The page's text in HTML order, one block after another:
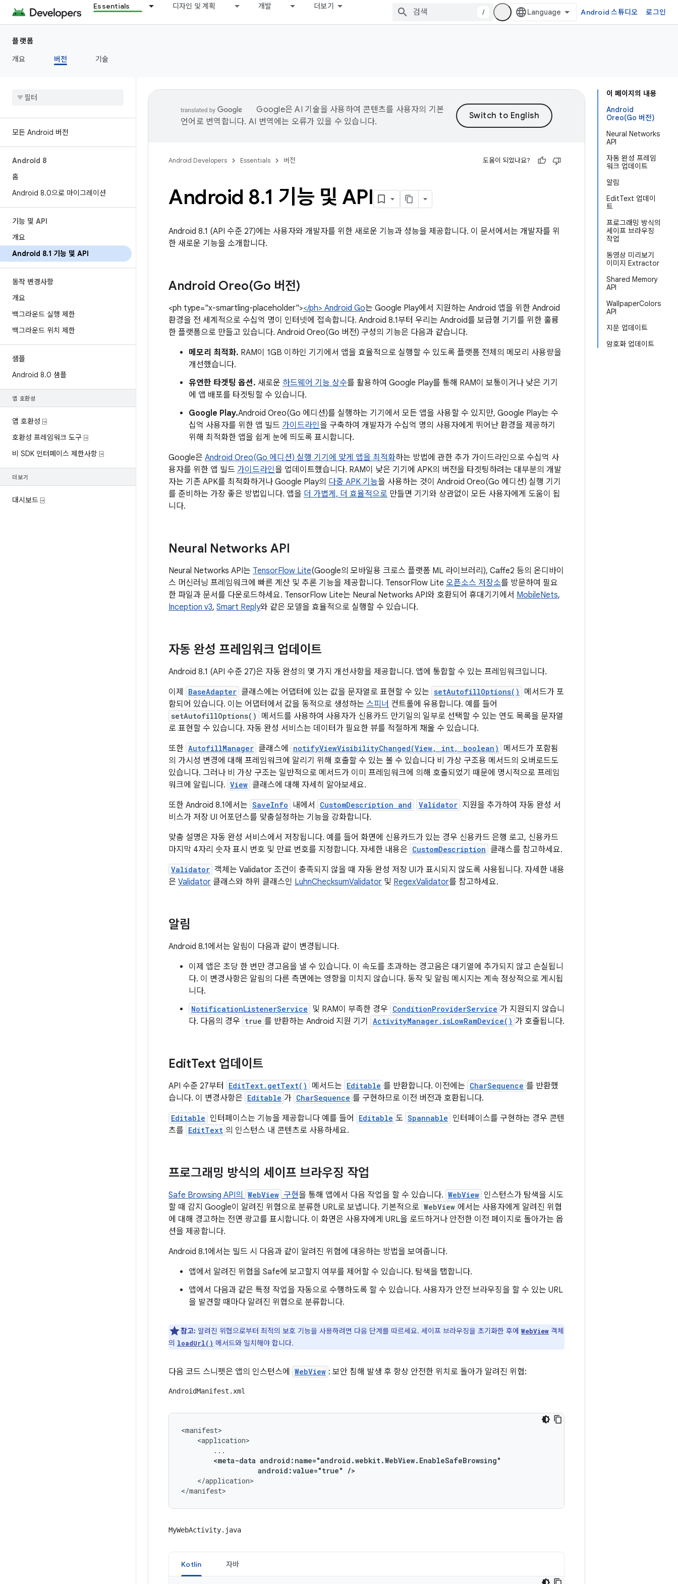
Essentials 디자인 및 계획 개발 더보기
/ Android 스튜디오 로그인
플랫폼
개요
버전 기술
모든 Android 버전
Android 8
홈
Android 8.0으로 마이그레이션
기능 및 API
개요
Android 8.1 기능 및 API
동작 변경사항
개요
백그라운드 실행 제한
백그라운드 위치 제한
샘플
Android 8.0 샘플
앱 호환성
앱 호환성 ⍈
호환성 프레임워크 도구 ⍈
비 SDK 인터페이스 제한사항 ⍈
더보기
대시보드 ⍈
이 페이지의 내용
Android
Oreo(Go 버전)
Neural Networks
API
자동 완성 프레임
워크 업데이트
알림
EditText 업데이
트
프로그래밍 방식의
세이프 브라우징
작업
동영상 미리보기
이미지 Extractor
Shared Memory
API
WallpaperColors
API
지문 업데이트
암호화 업데이트
Google은 AI 기술을 사용하여 콘텐츠를 사용자의 기본
언어로 번역합니다. AI 번역에는 오류가 있을 수 있습니다.
Android Developers Essentials 버전 도움이 되었나요?
Android 8.1 기능 및 API
Android 8.1 (API 수준 27)에는 사용자와 개발자를 위한 새로운 기능과 성능을 제공합니다. 이 문서에서는 개발자를 위
한 새로운 기능을 소개합니다.
Android Oreo(Go 버전)
<ph type="x-smartling-placeholder"></ph> Android Go는 Google Play에서 지원하는 Android 앱을 위한 Android
환경을 전 세계적으로 수십억 명이 인터넷에 접속합니다. Android 8.1부터 우리는 Android를 보급형 기기를 위한 훌륭
한 플랫폼으로 만들고 있습니다. Android Oreo(Go 버전) 구성의 기능은 다음과 같습니다.
메모리 최적화. RAM이 1GB 이하인 기기에서 앱을 효율적으로 실행할 수 있도록 플랫폼 전체의 메모리 사용량을
개선했습니다.
유연한 타겟팅 옵션. 새로운 하드웨어 기능 상수를 활용하여 Google Play를 통해 RAM이 보통이거나 낮은 기기
에 앱 배포를 타겟팅할 수 있습니다.
Google Play.Android Oreo(Go 에디션)를 실행하는 기기에서 모든 앱을 사용할 수 있지만, Google Play는 수
십억 사용자를 위한 앱 빌드 가이드라인을 구축하여 개발자가 수십억 명의 사용자에게 뛰어난 환경을 제공하기
위해 최적화한 앱을 쉽게 눈에 띄도록 표시합니다.
Google은 Android Oreo(Go 에디션) 실행 기기에 맞게 앱을 최적화하는 방법에 관한 추가 가이드라인으로 수십억 사
용자를 위한 앱 빌드 가이드라인을 업데이트했습니다. RAM이 낮은 기기에 APK의 버전을 타겟팅하려는 대부분의 개발
자는 기존 APK를 최적화하거나 Google Play의 다중 APK 기능을 사용하는 것이 Android Oreo(Go 에디션) 실행 기기
를 준비하는 가장 좋은 방법입니다. 앱을 더 가볍게, 더 효율적으로 만들면 기기와 상관없이 모든 사용자에게 도움이 됩
니다.
Neural Networks API
Neural Networks API는 TensorFlow Lite(Google의 모바일용 크로스 플랫폼 ML 라이브러리), Caffe2 등의 온디바이
스 머신러닝 프레임워크에 빠른 계산 및 추론 기능을 제공합니다. TensorFlow Lite 오픈소스 저장소를 방문하여 필요
한 파일과 문서를 다운로드하세요. TensorFlow Lite는 Neural Networks API와 호환되어 휴대기기에서 MobileNets,
Inception v3, Smart Reply와 같은 모델을 효율적으로 실행할 수 있습니다.
자동 완성 프레임워크 업데이트
Android 8.1 (API 수준 27)은 자동 완성의 몇 가지 개선사항을 제공합니다. 앱에 통합할 수 있는 프레임워크입니다.
이제
BaseAdapter 클래스에는 어댑터에 있는 값을 문자열로 표현할 수 있는 setAutofillOptions()
메서드가 포
함되어 있습니다. 이는 어댑터에서 값을 동적으로 생성하는 스피너 컨트롤에 유용합니다. 예를 들어
setAutofillOptions()
메서드를 사용하여 사용자가 신용카드 만기일의 일부로 선택할 수 있는 연도 목록을 문자열
로 표현할 수 있습니다. 자동 완성 서비스는 데이터가 필요한 뷰를 적절하게 채울 수 있습니다.
또한 AutofillManager 클래스에 notifyViewVisibilityChanged(View, int, boolean)
메서드가 포함됨
의 가시성 변경에 대해 프레임워크에 알리기 위해 호출할 수 있는 볼 수 있습니다 비 가상 구조용 메서드의 오버로드도
있습니다. 그러나 비 가상 구조는 일반적으로 메서드가 이미 프레임워크에 의해 호출되었기 때문에 명시적으로 프레임
워크에 알립니다. View 클래스에 대해 자세히 알아보세요.
또한 Android 8.1에서는 SaveInfo 내에서 CustomDescription and Validator 지원을 추가하여 자동 완성 서
비스가 저장 UI 어포던스를 맞춤설정하는 기능을 강화합니다.
맞춤 설명은 자동 완성 서비스에서 저장됩니다. 예를 들어 화면에 신용카드가 있는 경우 신용카드 은행 로고, 신용카드
마지막 4자리 숫자 표시 번호 및 만료 번호를 지정합니다. 자세한 내용은 CustomDescription 클래스를 참고하세요.
Validator 객체는 Validator 조건이 충족되지 않을 때 자동 완성 저장 UI가 표시되지 않도록 사용됩니다. 자세한 내용
은 Validator 클래스와 하위 클래스인 LuhnChecksumValidator 및 RegexValidator를 참고하세요.
알림
Android 8.1에서는 알림이 다음과 같이 변경됩니다.
이제 앱은 초당 한 번만 경고음을 낼 수 있습니다. 이 속도를 초과하는 경고음은 대기열에 추가되지 않고 손실됩니
다. 이 변경사항은 알림의 다른 측면에는 영향을 미치지 않습니다. 동작 및 알림 메시지는 계속 정상적으로 게시됩
니다.
NotificationListenerService 및 RAM이 부족한 경우 ConditionProviderService 가 지원되지 않습니
다. 다음의 경우 true 를 반환하는 Android 지원 기기 ActivityManager.isLowRamDevice() 가 호출됩니다.
EditText 업데이트
API 수준 27부터 EditText.getText() 메서드는 Editable 를 반환합니다. 이전에는 CharSequence 를 반환했
습니다. 이 변경사항은 Editable 가 CharSequence 를 구현하므로 이전 버전과 호환됩니다.
Editable 인터페이스는 기능을 제공합니다 예를 들어 Editable 도 Spannable 인터페이스를 구현하는 경우 콘텐
츠를 EditText 의 인스턴스 내 콘텐츠로 사용하세요.
프로그래밍 방식의 세이프 브라우징 작업
Safe Browsing API의 WebView 구현을 통해 앱에서 다음 작업을 할 수 있습니다. WebView 인스턴스가 탐색을 시도
할 때 감지 Google이 알려진 위협으로 분류한 URL로 보냅니다. 기본적으로 WebView 에서는 사용자에게 알려진 위협
에 대해 경고하는 전면 광고를 표시합니다. 이 화면은 사용자에게 URL을 로드하거나 안전한 이전 페이지로 돌아가는 옵
션을 제공합니다.
Android 8.1에서는 빌드 시 다음과 같이 알려진 위협에 대응하는 방법을 보여줍니다.
앱에서 알려진 위협을 Safe에 보고할지 여부를 제어할 수 있습니다. 탐색을 탭합니다.
앱에서 다음과 같은 특정 작업을 자동으로 수행하도록 할 수 있습니다. 사용자가 안전 브라우징을 할 수 있는 URL
을 발견할 때마다 알려진 위협으로 분류합니다.
참고: 알려진 위협으로부터 최적의 보호 기능을 사용하려면 다음 단계를 따르세요. 세이프 브라우징을 초기화한 후에 WebView 객체
의 loadUrl() 메서드와 일치해야 합니다.
다음 코드 스니펫은 앱의 인스턴스에 WebView : 보안 침해 발생 후 항상 안전한 위치로 돌아가 알려진 위협:
AndroidManifest.xml
<manifest>
    <application>
        ...
<meta-data android:name="android.webkit.WebView.EnableSafeBrowsing"
                   android:value="true" />
    </application>
</manifest>
MyWebActivity.java
Kotlin 자바